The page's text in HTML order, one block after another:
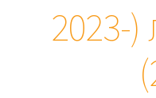
עונה שלישית (2023-